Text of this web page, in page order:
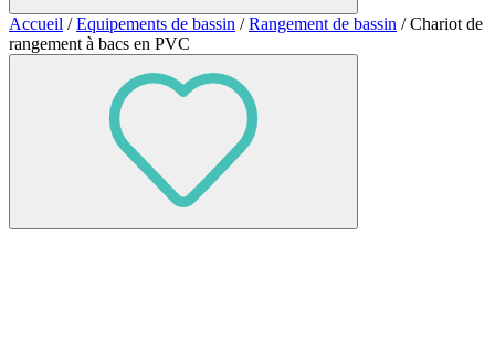
Accueil /Equipements de bassin /Rangement de bassin / Chariot de
rangement à bacs en PVC